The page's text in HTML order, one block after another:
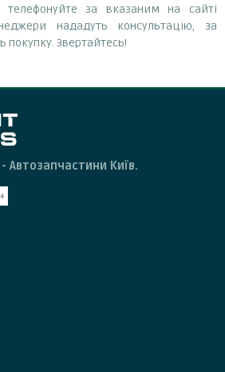
телефонуйте за вказаним на сайті
нададуть консультацію, за
покупку. Звертайтесь!
Автозапчастини Київ.